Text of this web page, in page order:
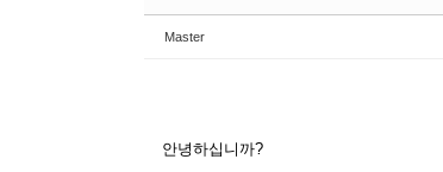
Master
안녕하십니까?